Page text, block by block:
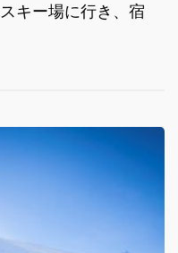
キー場に行き、宿